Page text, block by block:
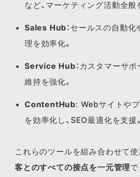
など、マーケティング活動全般
Sales Hub：セールスの自動
理を効率化。
Service Hub：カスタマーサ
維持を強化。
ContentHub: Webサイトや
を効率化し、SEO最適化を支援。
これらのツールを組み合わせて使
客とのすべての接点を一元管理